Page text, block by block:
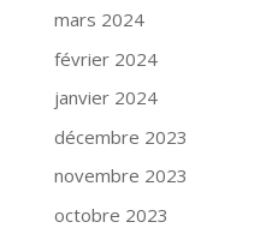
mars 2024
février 2024
janvier 2024
décembre 2023
novembre 2023
octobre 2023